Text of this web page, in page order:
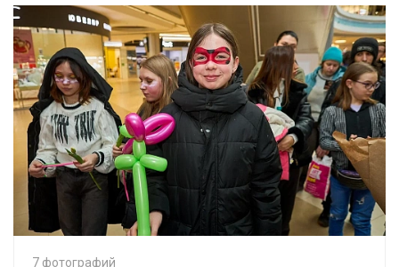
7 фотографий